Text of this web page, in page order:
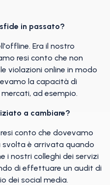
in passato?
Era il nostro
resi conto che non
violazioni online in modo
la capacità di
ad esempio.
a cambiare?
conto che dovevamo
svolta è arrivata quando
i nostri colleghi dei servizi
di effettuare un audit di
dei social media.